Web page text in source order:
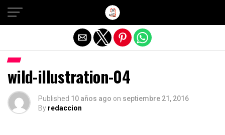
wild-illustration-04
Published 10 años ago on septiembre 21, 2016
By redaccion
Salir de la versión móvil